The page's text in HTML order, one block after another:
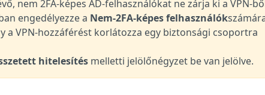
nem 2FA-képes AD-felhasználókat ne zárja ki a VPN-
engedélyezze a Nem-2FA-képes felhasználók
a VPN-hozzáférést korlátozza egy biztonsági csoportra
hitelesítés melletti jelölőnégyzet be van jelölve.